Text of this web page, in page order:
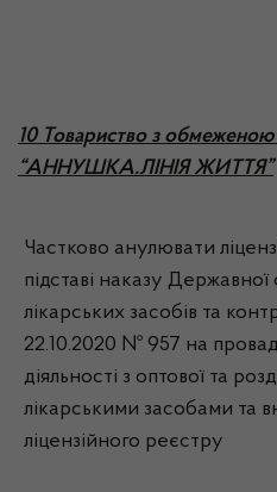
10 Товариство з обмеженою
“АННУШКА.ЛІНІЯ ЖИТТЯ”
Частково анулювати
підставі наказу
лікарських засобів та
22.10.2020 № 957 на
діяльності з оптової та
лікарськими засобами та
ліцензійного реєстру